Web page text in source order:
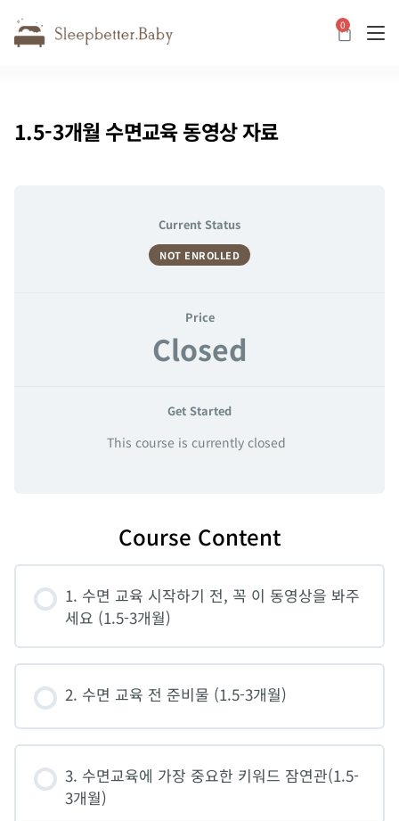
0
카트
1.5-3개월 수면교육 동영상 자료
Current Status
NOT ENROLLED
Price
Closed
Get Started
This course is currently closed
Course Content
1. 수면 교육 시작하기 전, 꼭 이 동영상을 봐주
세요 (1.5-3개월)
2. 수면 교육 전 준비물 (1.5-3개월)
3. 수면교육에 가장 중요한 키워드 잠연관(1.5-
3개월)